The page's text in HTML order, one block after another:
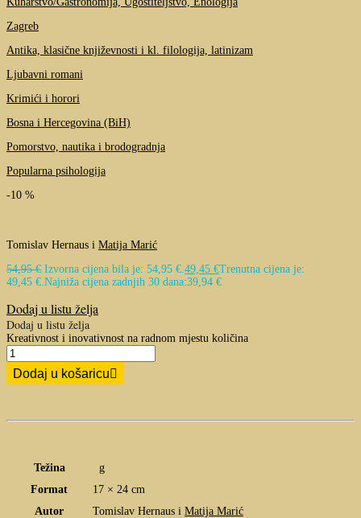
Zagreb
Antika, klasične književnosti i kl. filologija, latinizam
Ljubavni romani
Krimići i horori
Bosna i Hercegovina (BiH)
Pomorstvo, nautika i brodogradnja
Popularna psihologija
-10 %
Tomislav Hernaus i Matija Marić
54,95€ Izvorna cijena bila je: 54,95 €. 49,45 €Trenutna cijena je:
49,45 €. Najniža cijena zadnjih 30 dana:39,94 €
Dodaj u listu želja
Dodaj u listu želja
Kreativnost i inovativnost na radnom mjestu količina
Dodaj u košaricu
Težina
g
Format
17 × 24 cm
Autor
Tomislav Hernaus i Matija Marić